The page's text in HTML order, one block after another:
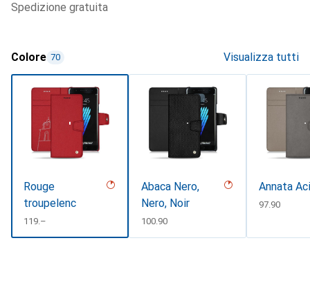
spedizione gratuita
Colore 70 Visualizza tutti
Rouge
troupelenc
CHF
119.–
Abaca Nero,
Nero, Noir
CHF
100.90
Annata
CHF
97.90